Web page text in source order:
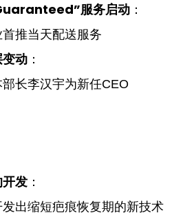
服务启动 ：
推当天配送服务
动 ：
长李汉宇为新任CEO
发 ：
出缩短疤痕恢复期的新技术